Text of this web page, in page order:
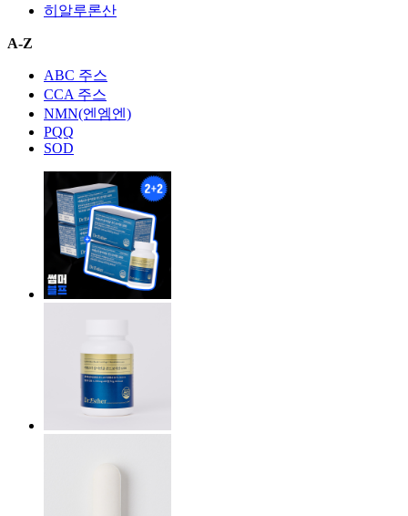
히알루론산
A-Z
ABC 주스
CCA 주스
NMN(엔엠엔)
PQQ
SOD